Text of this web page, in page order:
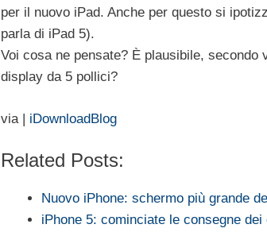
per il nuovo iPad. Anche per questo si
parla di iPad 5).
Voi cosa ne pensate? È plausibile,
display da 5 pollici?
via | iDownloadBlog
Related Posts:
Nuovo iPhone: schermo più grande
iPhone 5: cominciate le consegne